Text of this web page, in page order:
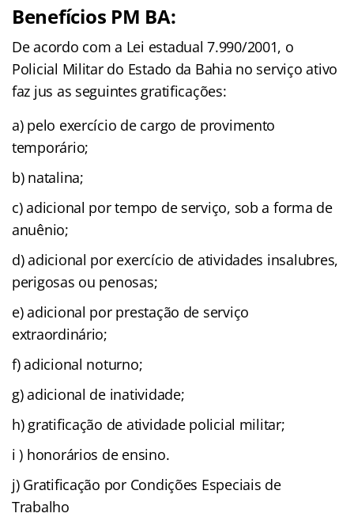
Benefícios PM BA:
De acordo com a Lei estadual 7.990/2001, o
Policial Militar do Estado da Bahia no serviço ativo
faz jus as seguintes gratificações:
a) pelo exercício de cargo de provimento
temporário;
b) natalina;
c) adicional por tempo de serviço, sob a forma de
anuênio;
d) adicional por exercício de atividades insalubres,
perigosas ou penosas;
e) adicional por prestação de serviço
extraordinário;
f) adicional noturno;
g) adicional de inatividade;
h) gratificação de atividade policial militar;
i ) honorários de ensino.
j) Gratificação por Condições Especiais de
Trabalho